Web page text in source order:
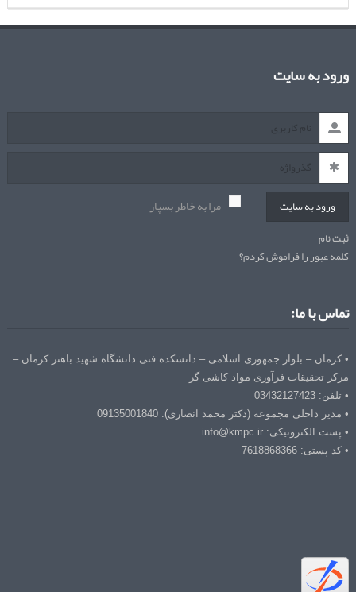
ورود به سایت
ورود به سایت مرا به خاطر بسپار
ثبت نام
کلمه عبور را فراموش کردم؟
تماس با ما:
• کرمان – بلوار جمهوری اسلامی – دانشکده فنی دانشگاه شهید باهنر کرمان –
مرکز تحقیقات فرآوری مواد کاشی گر
• تلفن: 03432127423
• مدیر داخلی مجموعه (دکتر محمد انصاری): 09135001840
• پست الکترونیکی: info@kmpc.ir
• کد پستی: 7618868366